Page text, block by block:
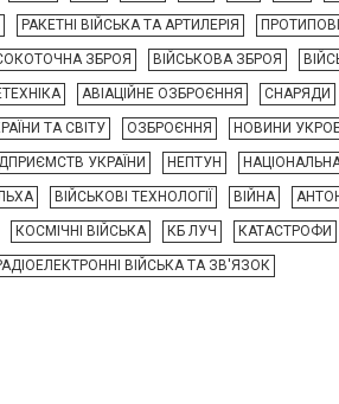
РАКЕТНІ ВІЙСЬКА ТА АРТИЛЕРІЯ
ЗБРОЯ ВІЙСЬКОВА ЗБРОЯ
АВІАЦІЙНЕ ОЗБРОЄННЯ СНАРЯДИ
ТА СВІТУ ОЗБРОЄННЯ НОВИНИ
УКРАЇНИ НЕПТУН
ВІЙСЬКОВІ ТЕХНОЛОГІЇ ВІЙНА
КОСМІЧНІ ВІЙСЬКА КБ ЛУЧ КАТАСТРОФИ
ВІЙСЬКА ТА ЗВ'ЯЗОК